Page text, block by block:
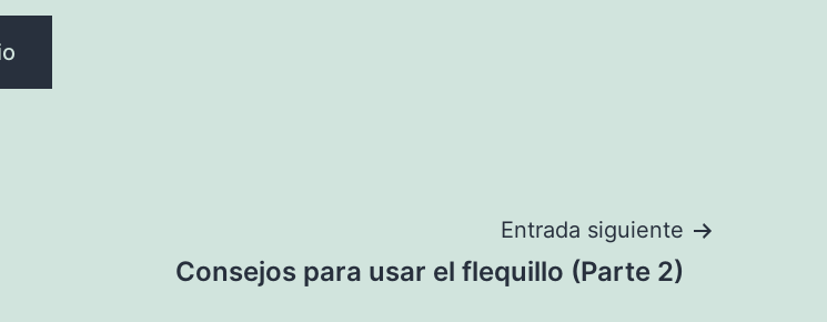
Entrada siguiente
Consejos para usar el flequillo (Parte 2)